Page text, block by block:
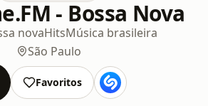
- Bossa Nova
novaHitsMúsica brasileira
São Paulo
Favoritos